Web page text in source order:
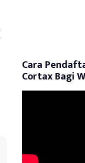
Cara
Cortax Bagi